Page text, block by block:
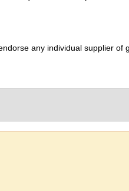
any individual supplier of